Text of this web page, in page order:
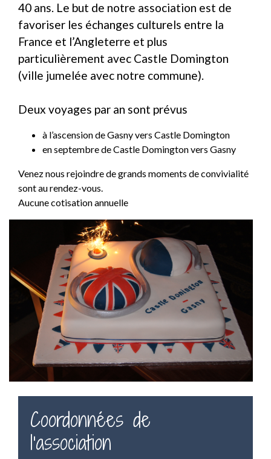
40 ans. Le but de notre association est de
favoriser les échanges culturels entre la
France et l’Angleterre et plus
particulièrement avec Castle Domington
(ville jumelée avec notre commune).
Deux voyages par an sont prévus
à l’ascension de Gasny vers Castle Domington
en septembre de Castle Domington vers Gasny
Venez nous rejoindre de grands moments de convivialité
sont au rendez-vous.
Aucune cotisation annuelle
Coordonnées de
l'association